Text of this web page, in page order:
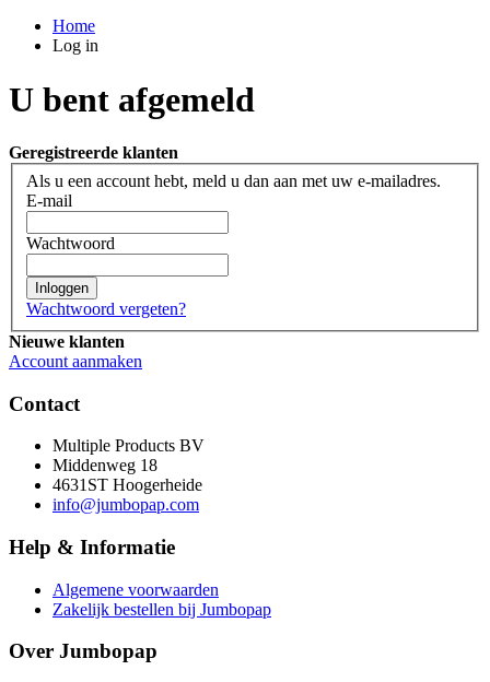
Home
Log in
U bent afgemeld
Geregistreerde klanten
Als u een account hebt, meld u dan aan met uw e-mailadres.
E-mail
Wachtwoord
Inloggen
Wachtwoord vergeten?
Nieuwe klanten
Account aanmaken
Contact
Multiple Products BV
Middenweg 18
4631ST Hoogerheide
info@jumbopap.com
Help & Informatie
Algemene voorwaarden
Zakelijk bestellen bij Jumbopap
Over Jumbopap